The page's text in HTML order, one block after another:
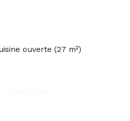
ouverte (27 m²)